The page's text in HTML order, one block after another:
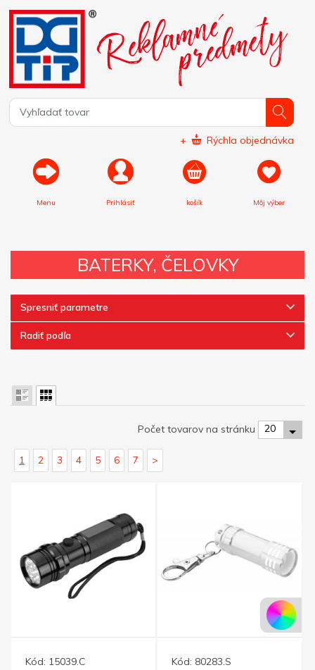
+ Rýchla objednávka
Menu Prihlásiť košík Môj výber
BATERKY, ČELOVKY
Spresniť parametre
Radiť podľa
Počet tovarov na stránku 20
1 2 3 4 5 6 7 >
Kód: 15039.C
Kód: 80283.S